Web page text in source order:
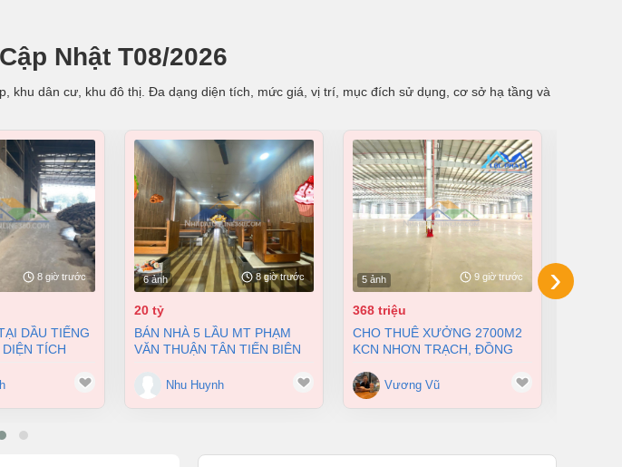
Nhật T08/2026
khu dân cư, khu đô thị. Đa dạng diện tích, mức giá, vị trí, mục đích sử dụng, cơ sở hạ tầng và
8 giờ trước
TÍCH
6 ảnh 8 giờ trước
20 tỷ
BÁN NHÀ 5 LẦU MT PHẠM
VĂN THUẬN TÂN TIẾN BIÊN
168M2 GIÁ 20 TỶ
Nhu Huynh
5 ảnh 9 giờ trước
368 triệu
CHO THUÊ XƯỞNG 2700M2
KCN NHƠN TRẠCH, ĐỒNG
Vương Vũ
›